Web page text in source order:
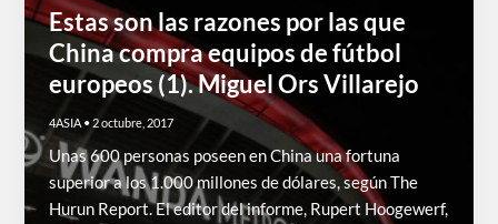
Estas son las razones por las que
China compra equipos de fútbol
europeos (1). Miguel Ors Villarejo
4ASIA • 2 octubre, 2017
Unas 600 personas poseen en China una fortuna
superior a los 1.000 millones de dólares, según The
Hurun Report. El editor del informe, Rupert Hoogewerf,